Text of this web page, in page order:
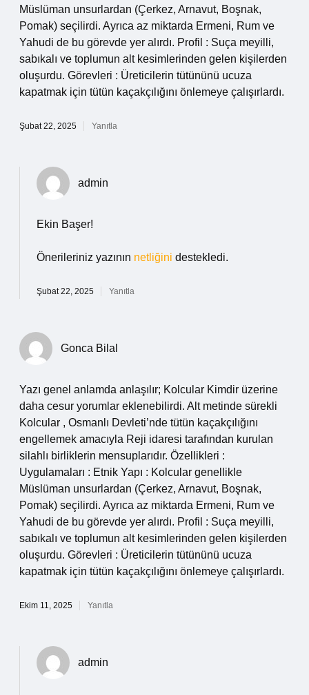
Müslüman unsurlardan (Çerkez, Arnavut, Boşnak,
Pomak) seçilirdi. Ayrıca az miktarda Ermeni, Rum ve
Yahudi de bu görevde yer alırdı. Profil : Suça meyilli,
sabıkalı ve toplumun alt kesimlerinden gelen kişilerden
oluşurdu. Görevleri : Üreticilerin tütününü ucuza
kapatmak için tütün kaçakçılığını önlemeye çalışırlardı.
Şubat 22, 2025 Yanıtla
admin
Ekin Başer!
Önerileriniz yazının netliğini destekledi.
Şubat 22, 2025 Yanıtla
Gonca Bilal
Yazı genel anlamda anlaşılır; Kolcular Kimdir üzerine
daha cesur yorumlar eklenebilirdi. Alt metinde sürekli
Kolcular , Osmanlı Devleti’nde tütün kaçakçılığını
engellemek amacıyla Reji idaresi tarafından kurulan
silahlı birliklerin mensuplarıdır. Özellikleri :
Uygulamaları : Etnik Yapı : Kolcular genellikle
Müslüman unsurlardan (Çerkez, Arnavut, Boşnak,
Pomak) seçilirdi. Ayrıca az miktarda Ermeni, Rum ve
Yahudi de bu görevde yer alırdı. Profil : Suça meyilli,
sabıkalı ve toplumun alt kesimlerinden gelen kişilerden
oluşurdu. Görevleri : Üreticilerin tütününü ucuza
kapatmak için tütün kaçakçılığını önlemeye çalışırlardı.
Ekim 11, 2025 Yanıtla
admin